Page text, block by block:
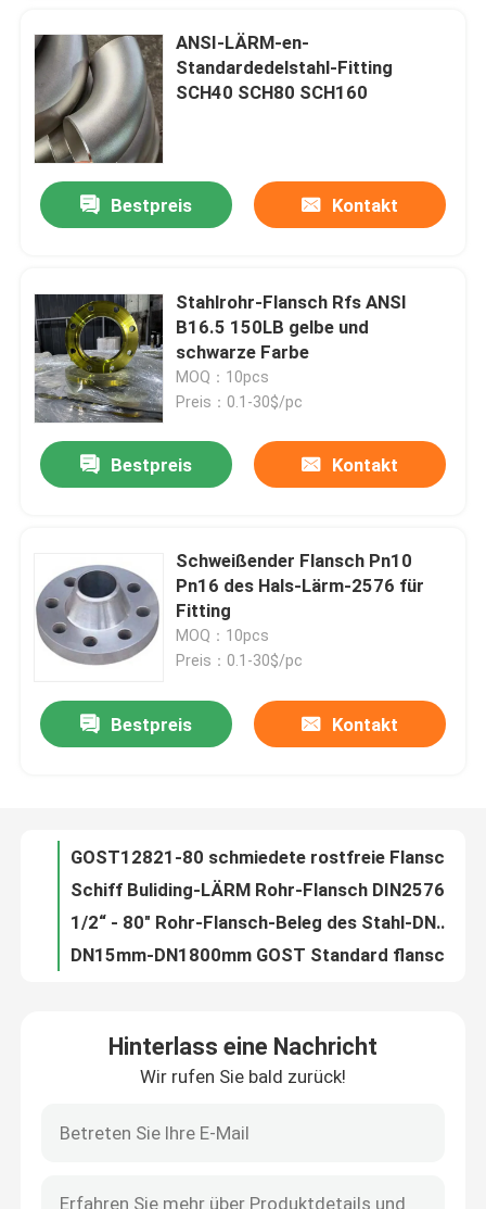
Startseite
Produkte
Über uns
Qualitätskontrolle
Kontakt
Stahlrohr-Flansch
LÄRM Rohr-Flansch
ANSI-Rohr-Flansch
ANSI-LÄRM-en-
Standardedelstahl-Fitting
SCH40 SCH80 SCH160
Bestpreis Kontakt
Stahlrohr-Flansch Rfs ANSI
B16.5 150LB gelbe und
schwarze Farbe
MOQ：10pcs
Preis：0.1-30$/pc
Bestpreis Kontakt
Schweißender Flansch Pn10
Pn16 des Hals-Lärm-2576 für
Fitting
MOQ：10pcs
Preis：0.1-30$/pc
Bestpreis Kontakt
GOST12821-80 schmiedete rostfreie Flansche DN500 DN1000 für Rohrleitung
Standard GOST 20# Pn10 flanscht Material Q235A 12Cr1MoV 16MnR
GOST33259 Standard Kohlenstoffstahl PN16 PN25 Flansch Schmiedeflansch
Hinterlass eine Nachricht
Wir rufen Sie bald zurück!